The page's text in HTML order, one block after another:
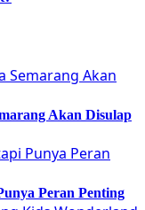
Akan Disulap
Peran Penting